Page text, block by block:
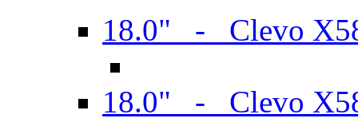
18.0" - Clevo
18.0" - Clevo